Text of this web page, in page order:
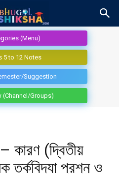
(Menu)
5 to 12 Notes
Suggestion
(Channel/Groups)
কারণ (দ্বিতীয়
প্রশ্ন ও